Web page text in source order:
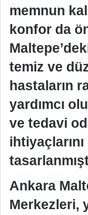
memnun
konfor da
temiz ve
hastaların
yardımcı
ve tedavi
Ankara
Merkezleri,